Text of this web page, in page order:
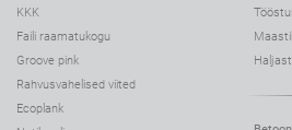
KKK
Faili raamatukogu
Groove pink
Rahvusvahelised viited
Ecoplank